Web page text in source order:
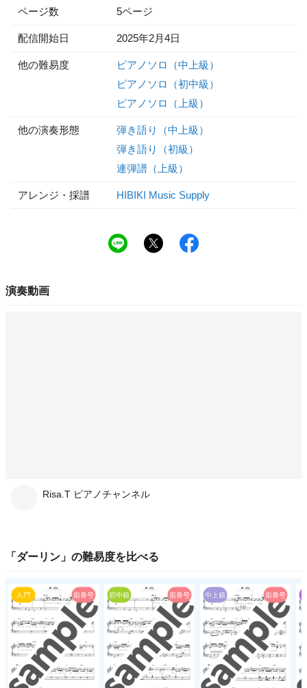
ページ数 5ページ
配信開始日 2025年2月4日
他の難易度
ピアノソロ（中上級）
ピアノソロ（初中級）
ピアノソロ（上級）
他の演奏形態
弾き語り（中上級）
弾き語り（初級）
連弾譜（上級）
アレンジ・採譜 HIBIKI Music Supply
演奏動画
Risa.T ピアノチャンネル
「 ダーリン 」の難易度を比べる